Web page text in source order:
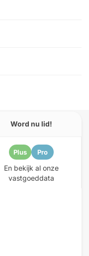
Word nu lid!
Plus Pro
En bekijk al onze
vastgoeddata